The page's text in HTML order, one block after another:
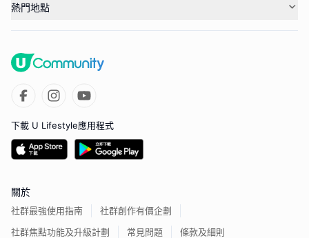
熱門地點
下載 U Lifestyle應用程式
關於
社群最強使用指南
社群創作有價企劃
社群焦點功能及升級計劃
常見問題 條款及細則